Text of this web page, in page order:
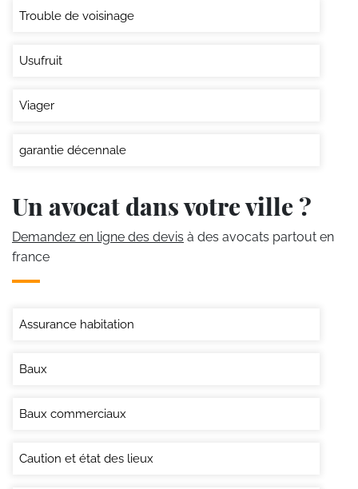
Trouble de voisinage
Usufruit
Viager
garantie décennale
Un avocat dans votre ville ?
Demandez en ligne des devis à des avocats partout en
france
Assurance habitation
Baux
Baux commerciaux
Caution et état des lieux